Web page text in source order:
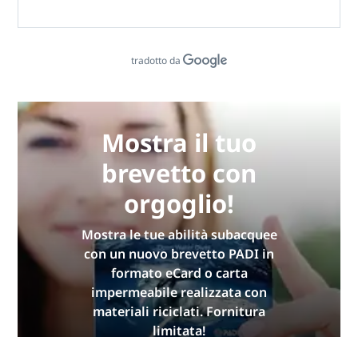
tradotto da
Mostra il tuo
brevetto con
orgoglio!
Mostra le tue abilità subacquee
con un nuovo brevetto PADI in
formato eCard o carta
impermeabile realizzata con
materiali riciclati. Fornitura
limitata!